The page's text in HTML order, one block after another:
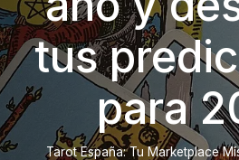
tus
para
Tarot España: Tu Marketplace